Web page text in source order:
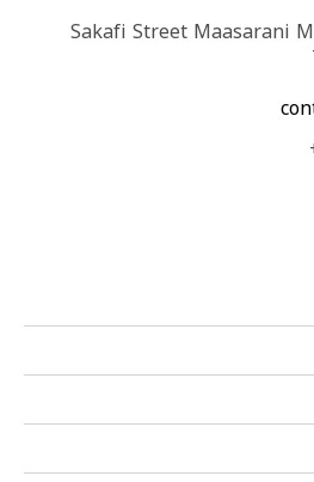
Sakafi Street Maasarani